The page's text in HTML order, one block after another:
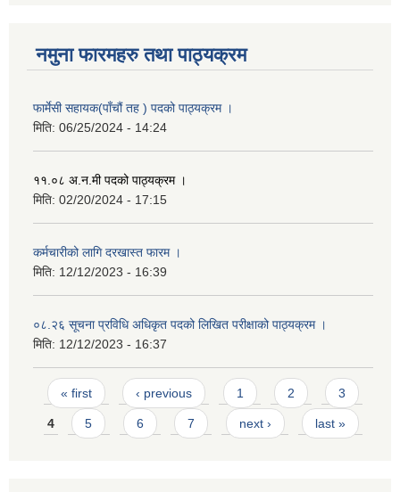
नमुना फारमहरु तथा पाठ्यक्रम
फार्मेसी सहायक(पाँचौं तह ) पदको पाठ्यक्रम ।
मिति: 06/25/2024 - 14:24
११.०८ अ.न.मी पदको पाठ्यक्रम ।
मिति: 02/20/2024 - 17:15
कर्मचारीको लागि दरखास्त फारम ।
मिति: 12/12/2023 - 16:39
०८.२६ सूचना प्रविधि अधिकृत पदको लिखित परीक्षाको पाठ्यक्रम ।
मिति: 12/12/2023 - 16:37
Pages
« first ‹ previous 1 2 3
4 5 6 7 next › last »